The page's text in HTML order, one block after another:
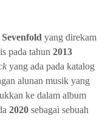
yang direkam
pada tahun 2013
yang ada pada katalog
alunan musik yang
ke dalam album
2020 sebagai sebuah